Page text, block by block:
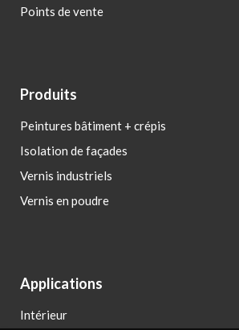
Points de vente
Produits
Peintures bâtiment + crépis
Isolation de façades
Vernis industriels
Vernis en poudre
Applications
Intérieur